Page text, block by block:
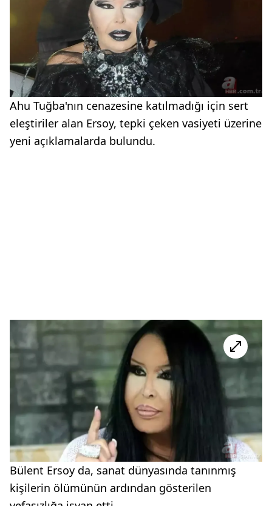
Ahu Tuğba'nın cenazesine katılmadığı için sert
eleştiriler alan Ersoy, tepki çeken vasiyeti üzerine
yeni açıklamalarda bulundu.
Bülent Ersoy da, sanat dünyasında tanınmış
kişilerin ölümünün ardından gösterilen